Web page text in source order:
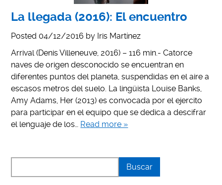
La llegada (2016): El encuentro
Posted 04/12/2016 by Iris Martínez
Arrival (Denis Villeneuve, 2016) – 116 min.- Catorce
naves de origen desconocido se encuentran en
diferentes puntos del planeta, suspendidas en el aire a
escasos metros del suelo. La lingüista Louise Banks,
Amy Adams, Her (2013) es convocada por el ejercito
para participar en el equipo que se dedica a descifrar
el lenguaje de los… Read more »